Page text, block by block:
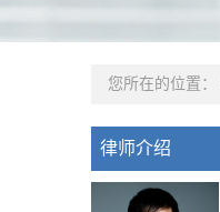
您所在的位置：
律师介绍